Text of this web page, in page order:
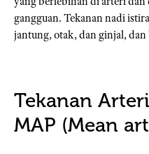
gangguan. Tekanan nadi
jantung, otak, dan ginjal,
Tekanan
MAP (Mean